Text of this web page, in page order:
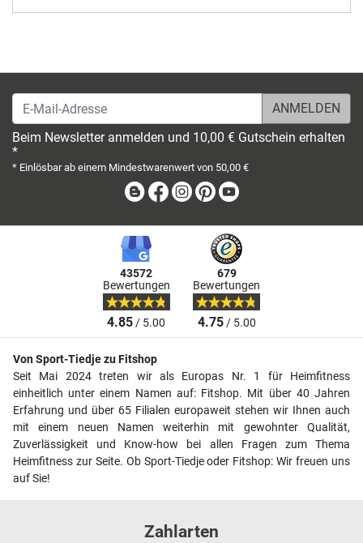
E-Mail-Adresse
Beim Newsletter anmelden und 10,00 € Gutschein erhalten
*
* Einlösbar ab einem Mindestwarenwert von 50,00 €
BlogFacebook
Instagram
Pinterest
43572
Bewertungen
4.85/ 5.00
679
Bewertungen
4.75/ 5.00
Von Sport-Tiedje zu Fitshop
Seit Mai 2024 treten wir als Europas Nr. 1 für Heimfitness
einheitlich unter einem Namen auf: Fitshop. Mit über 40 Jahren
Erfahrung und über 65 Filialen europaweit stehen wir Ihnen auch
mit einem neuen Namen weiterhin mit gewohnter Qualität,
Zuverlässigkeit und Know-how bei allen Fragen zum Thema
Heimfitness zur Seite. Ob Sport-Tiedje oder Fitshop: Wir freuen uns
auf Sie!
Zahlarten